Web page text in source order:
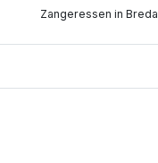
Zangeressen in Breda